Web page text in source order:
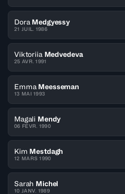
Dora Medgyessy
21 JUIL. 1986
Viktoriia Medvedeva
25 AVR. 1991
Emma Meesseman
13 MAI 1993
Magali Mendy
06 FÉVR. 1990
Kim Mestdagh
12 MARS 1990
Sarah Michel
10 JANV. 1989